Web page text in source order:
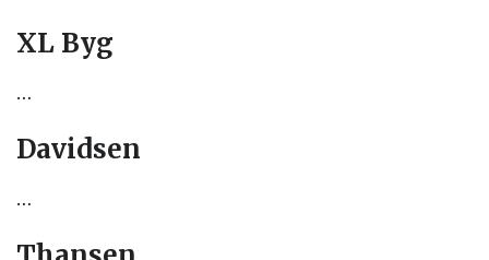
XL Byg
…
Davidsen
…